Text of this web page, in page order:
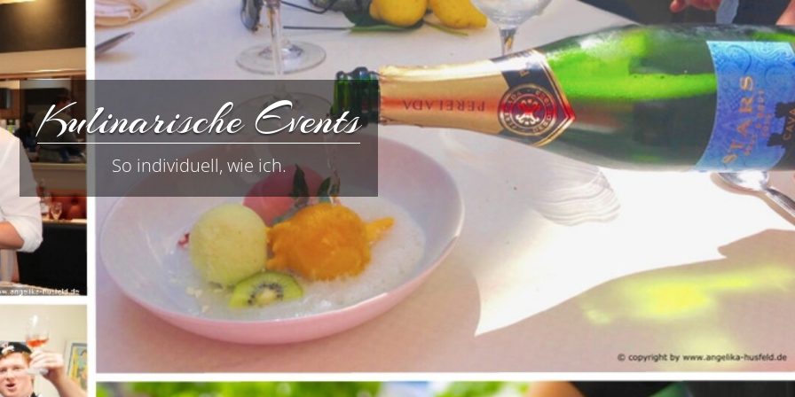
Kulinarische Events
So individuell, wie ich.